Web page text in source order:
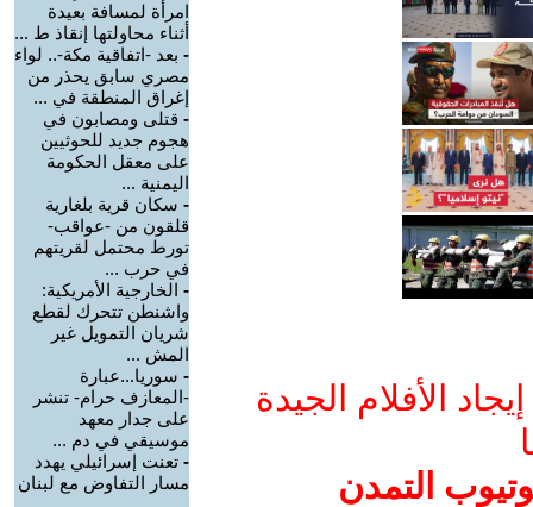
الأفلام الجيدة
التمدن
امرأة لمسافة بعيدة
أثناء محاولتها إنقاذ ط ...
- بعد -اتفاقية مكة-.. لواء
مصري سابق يحذر من
إغراق المنطقة في ...
- قتلى ومصابون في
هجوم جديد للحوثيين
على معقل الحكومة
اليمنية ...
- سكان قرية بلغارية
قلقون من -عواقب-
تورط محتمل لقريتهم
في حرب ...
- الخارجية الأمريكية:
واشنطن تتحرك لقطع
شريان التمويل غير
المش ...
- سوريا...عبارة
-المعازف حرام- تنشر
على جدار معهد
موسيقي في دم ...
- تعنت إسرائيلي يهدد
مسار التفاوض مع لبنان